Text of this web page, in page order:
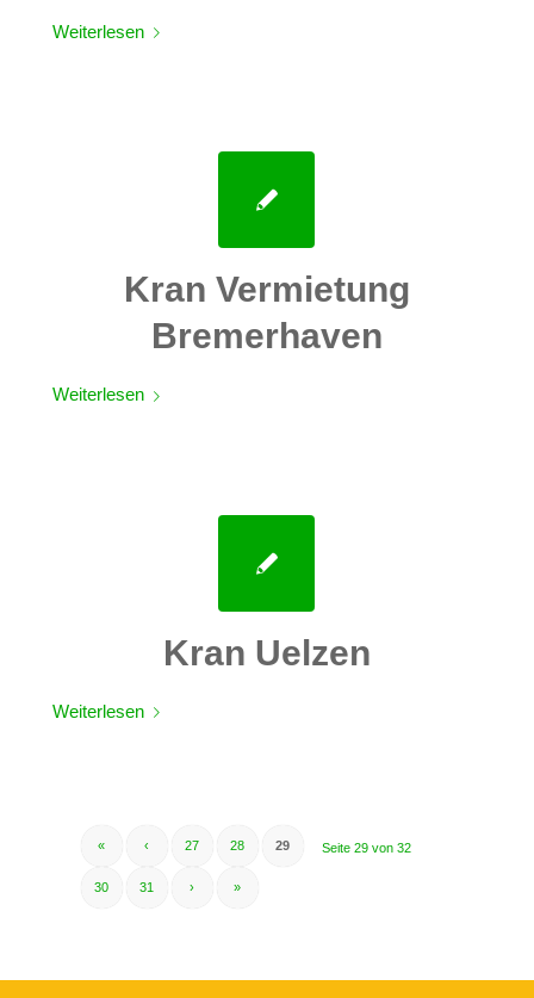
Weiterlesen
Kran Vermietung
Bremerhaven
Weiterlesen
Kran Uelzen
Weiterlesen
Seite 29 von 32
« ‹ 27 28 29
30 31 › »